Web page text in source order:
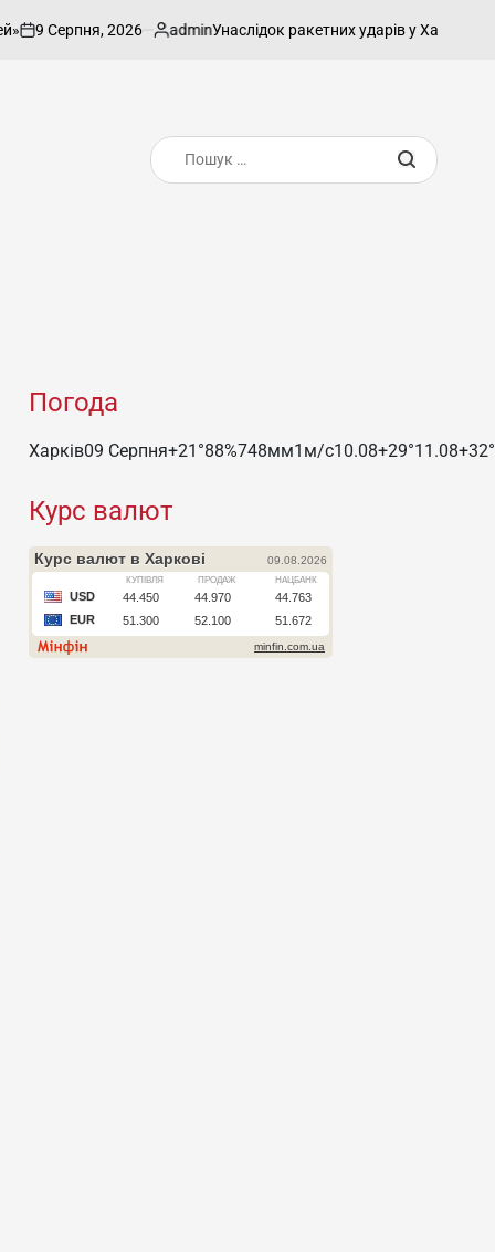
2026
Опубліковано
admin Унаслідок ракетних ударів у Харкові число
Пошук:
Погода
Харків09 Серпня+21°88%748мм1 м/c10.08+29°11.08+32°
Курс валют